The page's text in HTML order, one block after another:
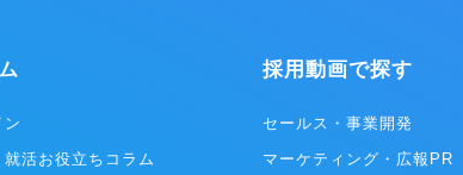
スを提供
Work（ク
バーキャリ
ーションによるUI改善や自動操作による生産性
ドすることができ、主に従業員数千人～数万人
だいています。 ▼テックタッチの機能紹介（一
ン
就活お役立ちコラム
採用動画で探す
セールス・事業開発
マーケティング・広報PR